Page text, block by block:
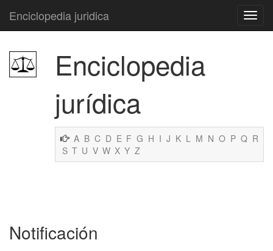
Enciclopedia juridica
Enciclopedia
jurídica
A B C D E F G H I J K L M N O P Q R
S T U V W X Y Z
Notificación